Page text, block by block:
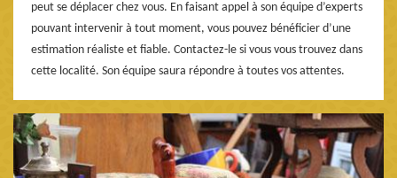
peut se déplacer chez vous. En faisant appel à son équipe d’experts
pouvant intervenir à tout moment, vous pouvez bénéficier d’une
estimation réaliste et fiable. Contactez-le si vous vous trouvez dans
cette localité. Son équipe saura répondre à toutes vos attentes.